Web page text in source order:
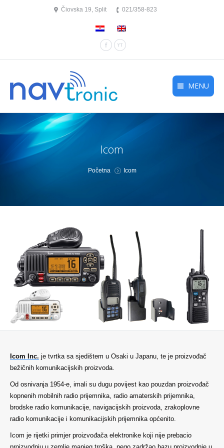
Čiovska 19, Split 021/358-823
FacebookYouTube
MENU
Icom
You are here:
Početna Icom
Icom Inc. je tvrtka sa sjedištem u Osaki u Japanu, te je proizvođač
bežičnih komunikacijskih proizvoda.
Od osnivanja 1954-e, imali su dugu povijest kao pouzdan proizvođač
kopnenih mobilnih radio prijemnika, radio amaterskih prijemnika,
brodske radio komunikacije, navigacijskih proizvoda, zrakoplovne
radio komunikacije i komunikacijskih prijemnika općenito.
Icom je rijetki primjer proizvođača elektronike koji nije prebacio